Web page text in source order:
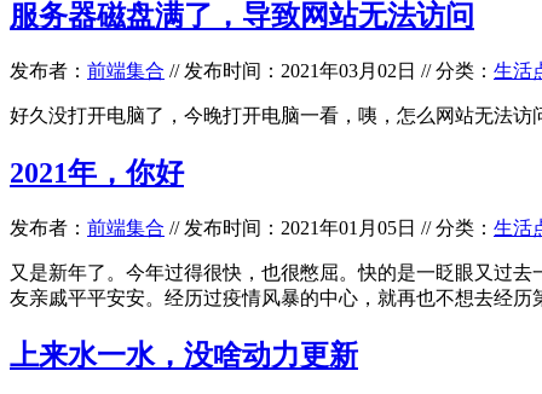
服务器磁盘满了，导致网站无法访问
发布者： 前端集合 // 发布时间：2021年03月02日 //分类： 生活
好久没打开电脑了，今晚打开电脑一看，咦，怎么网站无法
2021年，你好
发布者： 前端集合 // 发布时间：2021年01月05日 //分类： 生活
又是新年了。今年过得很快，也很憋屈。快的是一眨眼又过
友亲戚平平安安。经历过疫情风暴的中心，就再也不想去经
上来水一水，没啥动力更新